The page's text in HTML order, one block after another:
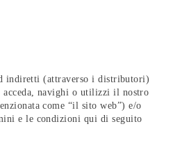
indiretti (attraverso i distributori)
acceda, navighi o utilizzi il nostro
come “il sito web”) e/o
e le condizioni qui di seguito